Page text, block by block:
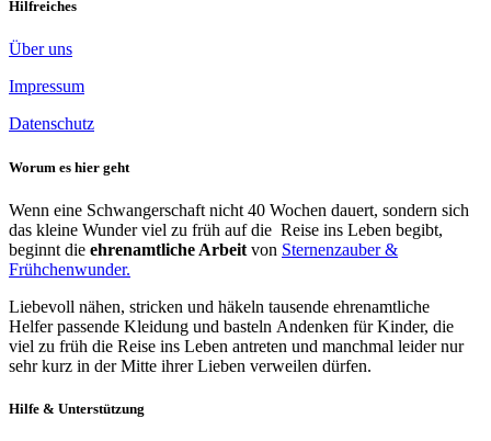
Hilfreiches
Über uns
Impressum
Datenschutz
Worum es hier geht
Wenn eine Schwangerschaft nicht 40 Wochen dauert, sondern sich
das kleine Wunder viel zu früh auf die Reise ins Leben begibt,
beginnt die ehrenamtliche Arbeit von Sternenzauber &
Frühchenwunder.
Liebevoll nähen, stricken und häkeln tausende ehrenamtliche
Helfer passende Kleidung und basteln Andenken für Kinder, die
viel zu früh die Reise ins Leben antreten und manchmal leider nur
sehr kurz in der Mitte ihrer Lieben verweilen dürfen.
Hilfe & Unterstützung